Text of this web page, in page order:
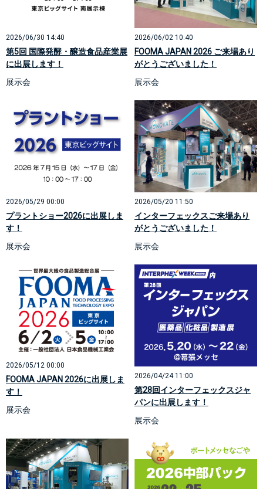
2026/06/30 14:40
第5回 国際発酵・醸造食品産業展
に出展します！
展示会
2026/06/02 10:40
FOOMA JAPAN 2026 ご来場あり
がとうございました！
展示会
2026/05/29 00:00
プラントショー2026に出展しま
す！
展示会
2026/05/20 11:50
インターフェックスご来場あり
がとうございました！
展示会
2026/05/12 00:00
FOOMA JAPAN 2026に出展しま
す！
展示会
2026/04/24 11:00
第28回インターフェックスジャ
パンに出展します！
展示会